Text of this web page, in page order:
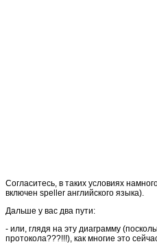
Согласитесь, в таких условиях
включен speller английского языка).
Дальше у вас два пути:
- или, глядя на эту диаграмму
протокола???!!!), как многие это